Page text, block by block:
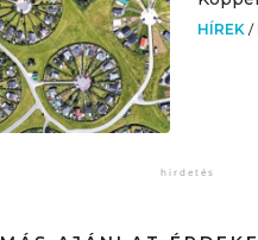
HÍREK/